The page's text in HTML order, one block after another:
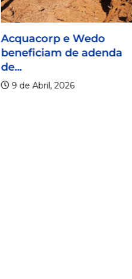
Acquacorp e Wedo
beneficiam de adenda
de...
9 de Abril, 2026